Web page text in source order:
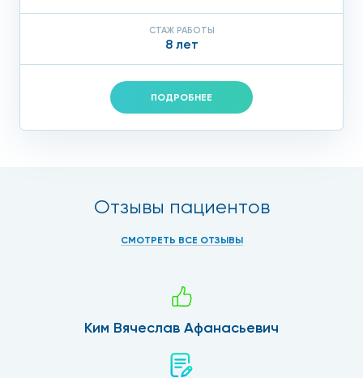
СТАЖ РАБОТЫ
8 лет
ПОДРОБНЕЕ
Отзывы пациентов
СМОТРЕТЬ ВСЕ ОТЗЫВЫ
Ким Вячеслав Афанасьевич